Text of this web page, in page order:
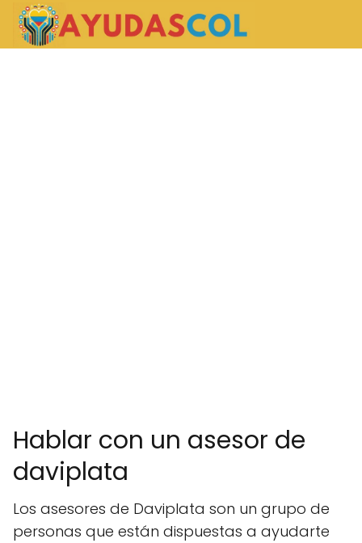
Hablar con un asesor de
daviplata
Los asesores de Daviplata son un grupo de
personas que están dispuestas a ayudarte